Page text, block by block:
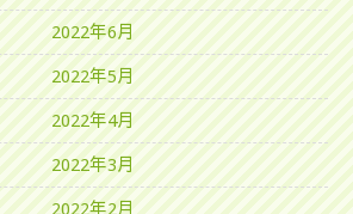
2022年6月
2022年5月
2022年4月
2022年3月
2022年2月